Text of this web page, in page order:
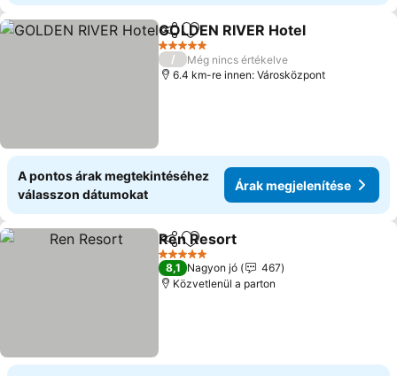
Megosztás
Hozzáadás a kedvencekhez
GOLDEN RIVER Hotel
5 Kategória
/
Még nincs értékelve
6.4 km-re innen: Városközpont
A pontos árak megtekintéséhez
válasszon dátumokat
Árak megjelenítése
Megosztás
Hozzáadás a kedvencekhez
Ren Resort
5 Kategória
8,1 Nagyon jó
467
Közvetlenül a parton